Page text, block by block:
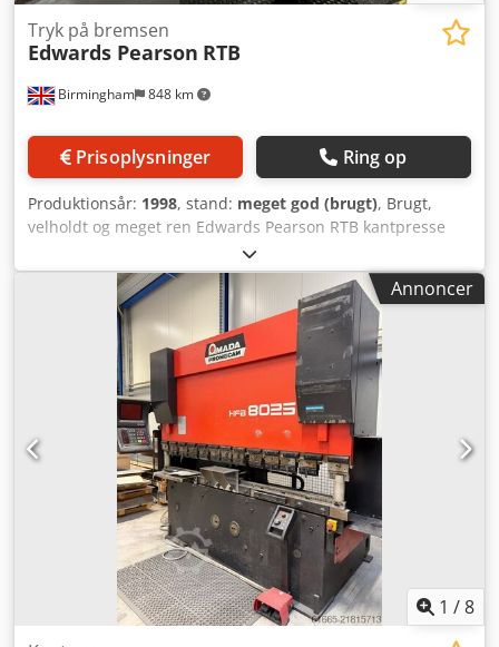
Birmingham 848 km
Tryk på bremsen
Edwards Pearson RTB
Prisoplysninger Ring op
Produktionsår: 1998, stand: meget god (brugt), Brugt,
velholdt og meget ren Edwards Pearson RTB kantpresse
med en kapacitet på 2 meter x 60 ton, 6-akset CNC
hydraulisk nedadgående kantpresse til salg. 2050 mm / 2
meter x 60 ton kapacitet kantpresse Fabrikant: Edwards
Pearson Model: RTB60T 6 akser: Y1, Y2, X, R, Z1 og Z2
Crsdpfx Ajpky Hzsl Tjf Fuldstændig serviceret Komplet sæt
øvre og nedre værktøj i fuld længde Euro standard øvre
værktøjsholdere Levering og installation hos Dem kan
Annoncer
1 /8